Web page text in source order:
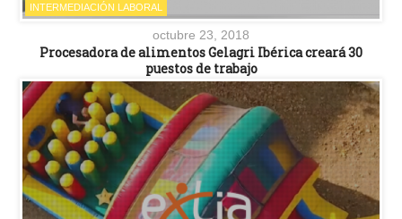
INTERMEDIACIÓN LABORAL
octubre 23, 2018
Procesadora de alimentos Gelagri Ibérica creará 30
puestos de trabajo